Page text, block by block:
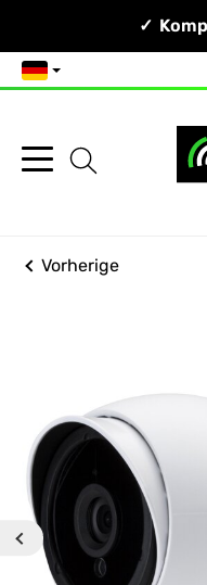
Persönlich &
Deutsch
Vorherige